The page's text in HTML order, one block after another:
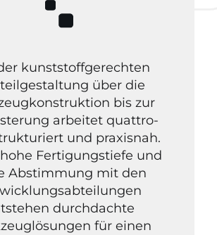
kunststoffgerechten
über die
bis zur
arbeitet quattro-
und praxisnah.
Fertigungstiefe und
Abstimmung mit den
durchdachte
für einen